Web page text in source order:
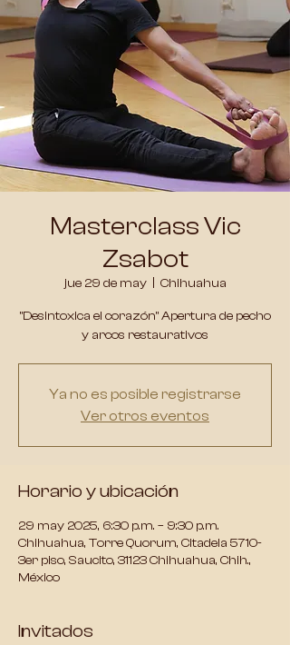
Masterclass Vic
Zsabot
jue 29 de may
  |
Chihuahua
"Desintoxica el corazón" Apertura de pecho
y arcos restaurativos
Ya no es posible registrarse
Ver otros eventos
Horario y ubicación
29 may 2025, 6:30 p.m. – 9:30 p.m.
Chihuahua, Torre Quorum, Citadela 5710-
3er piso, Saucito, 31123 Chihuahua, Chih.,
México
Invitados